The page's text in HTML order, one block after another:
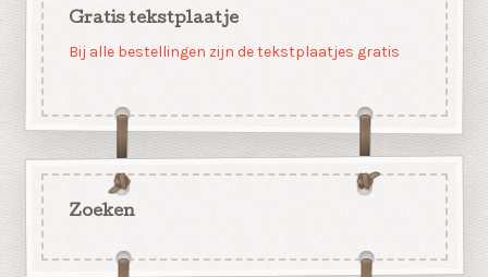
Gratis tekstplaatje
Bij alle bestellingen zijn de tekstplaatjes gratis
Zoeken